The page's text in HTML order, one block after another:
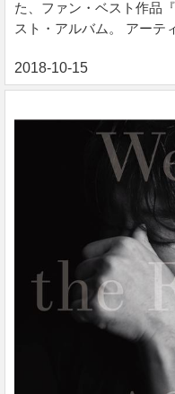
た、ファン・ベスト作品
スト・アルバム。 アーテ
280 税込 ※ご購入手続き
Made in ASKA, ASKA -
ションは¥1,280/月から 収